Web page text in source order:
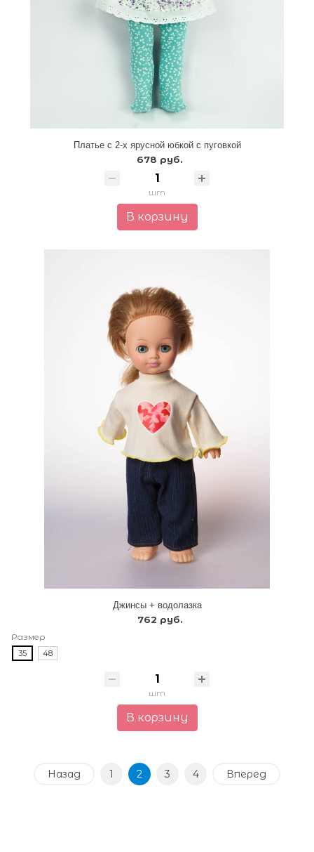
Платье с 2-х ярусной юбкой с пуговкой
678 руб.
шт
В корзину
Джинсы + водолазка
762 руб.
Размер
35 48
шт
В корзину
Назад 1 2 3 4 Вперед